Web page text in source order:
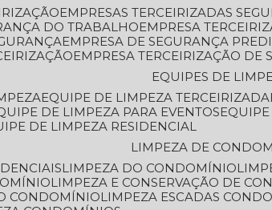
EMPRESAS TERCEIRIZADAS
DO TRABALHO
EMPRESA
EMPRESA DE SEGURANÇA
EMPRESA TERCEIRIZAÇÃO DE
EQUIPES DE
EQUIPE DE LIMPEZA TERCEIRIZADA
DE LIMPEZA PARA EVENTOS
DE LIMPEZA RESIDENCIAL
LIMPEZA DE
LIMPEZA DO CONDOMÍNIO
LIMPEZA E CONSERVAÇÃO DE
CONDOMÍNIO
LIMPEZA ESCADAS